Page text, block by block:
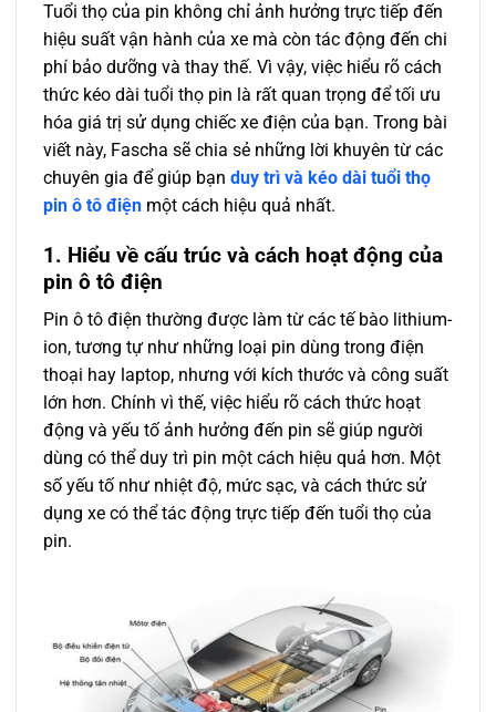
Tuổi thọ của pin không chỉ ảnh hưởng trực tiếp đến
hiệu suất vận hành của xe mà còn tác động đến chi
phí bảo dưỡng và thay thế. Vì vậy, việc hiểu rõ cách
thức kéo dài tuổi thọ pin là rất quan trọng để tối ưu
hóa giá trị sử dụng chiếc xe điện của bạn. Trong bài
viết này, Fascha sẽ chia sẻ những lời khuyên từ các
chuyên gia để giúp bạn duy trì và kéo dài tuổi thọ
pin ô tô điện một cách hiệu quả nhất.
1. Hiểu về cấu trúc và cách hoạt động của
pin ô tô điện
Pin ô tô điện thường được làm từ các tế bào lithium-
ion, tương tự như những loại pin dùng trong điện
thoại hay laptop, nhưng với kích thước và công suất
lớn hơn. Chính vì thế, việc hiểu rõ cách thức hoạt
động và yếu tố ảnh hưởng đến pin sẽ giúp người
dùng có thể duy trì pin một cách hiệu quả hơn. Một
số yếu tố như nhiệt độ, mức sạc, và cách thức sử
dụng xe có thể tác động trực tiếp đến tuổi thọ của
pin.